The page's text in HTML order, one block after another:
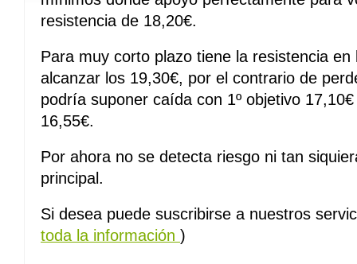
resistencia de 18,20€.
Para muy corto plazo tiene la resistencia
alcanzar los 19,30€, por el contrario de
podría suponer caída con 1º objetivo
16,55€.
Por ahora no se detecta riesgo ni tan
principal.
Si desea puede suscribirse a nuestros
toda la información )